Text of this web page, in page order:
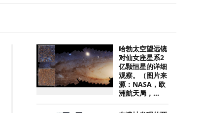
哈勃太空望远镜
对仙女座星系2
亿颗恒星的详细
观察。（图片来
源：NASA，欧
洲航天局，...